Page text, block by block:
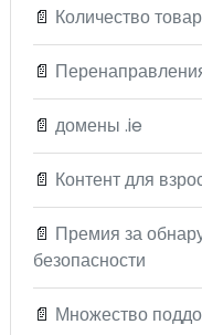
📄 Количество
📄
📄 домены .ie
📄 Контент для
📄 Премия за
безопасности
📄 Множество